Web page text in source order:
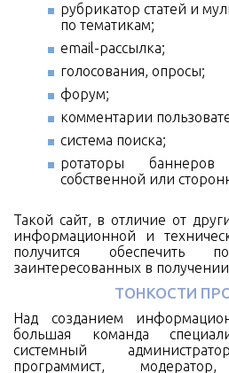
рубрикатор статей и
по тематикам;
email-рассылка;
голосования, опросы;
форум;
комментарии
система поиска;
ротаторы
собственной или
Такой сайт, в отличие от
информационной и
получится обеспечить
заинтересованных в
ТОНКОСТИ
Над созданием
большая команда
системный
программист, модератор,